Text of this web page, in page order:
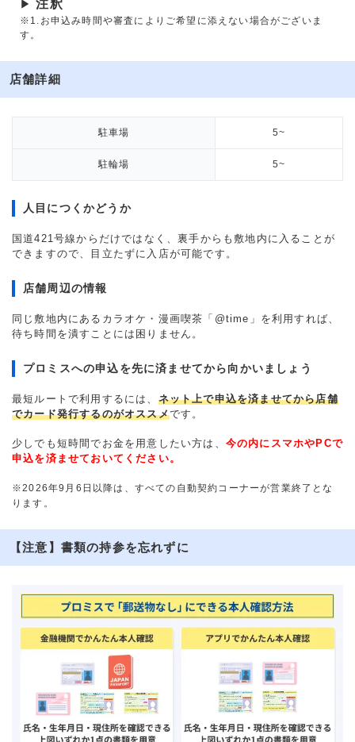
▶ 注釈
※1.お申込み時間や審査によりご希望に添えない場合がございま
す。
店舗詳細
駐車場 5~
駐輪場 5~
人目につくかどうか
国道421号線からだけではなく、裏手からも敷地内に入ることが
できますので、目立たずに入店が可能です。
店舗周辺の情報
同じ敷地内にあるカラオケ・漫画喫茶「@time」を利用すれば、
待ち時間を潰すことには困りません。
プロミスへの申込を先に済ませてから向かいましょう
最短ルートで利用するには、 ネット上で申込を済ませてから店舗
でカード発行するのがオススメです。
少しでも短時間でお金を用意したい方は、 今の内にスマホやPCで
申込を済ませておいてください。
※2026年9月6日以降は、すべての自動契約コーナーが営業終了とな
ります。
【注意】書類の持参を忘れずに